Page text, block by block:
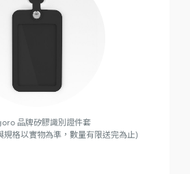
品牌矽膠識別證件套
規格以實物為準，數量有限送完為止)